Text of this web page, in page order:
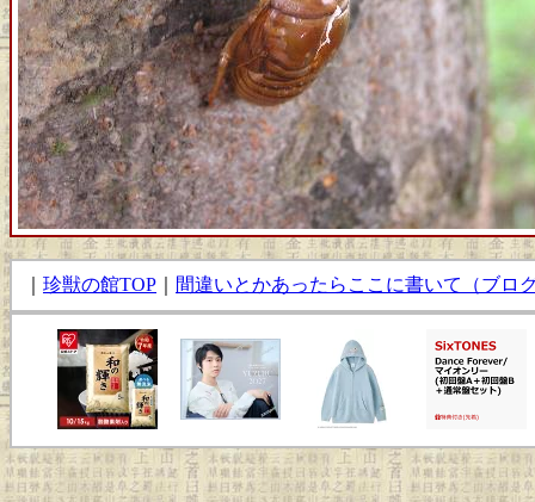
珍獣の館TOP 間違いとかあったらここに書いて（ブロ